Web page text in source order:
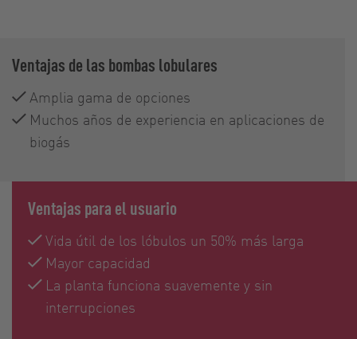
Ventajas de las bombas lobulares
Amplia gama de opciones
Muchos años de experiencia en aplicaciones de
biogás
Ventajas para el usuario
Vida útil de los lóbulos un 50% más larga
Mayor capacidad
La planta funciona suavemente y sin
interrupciones